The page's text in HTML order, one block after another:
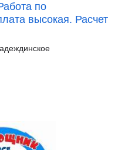
по
высокая. Расчет